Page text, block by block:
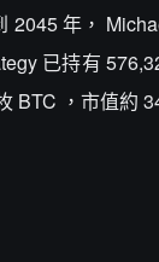
2045 年，
已持有
BTC ，市值約